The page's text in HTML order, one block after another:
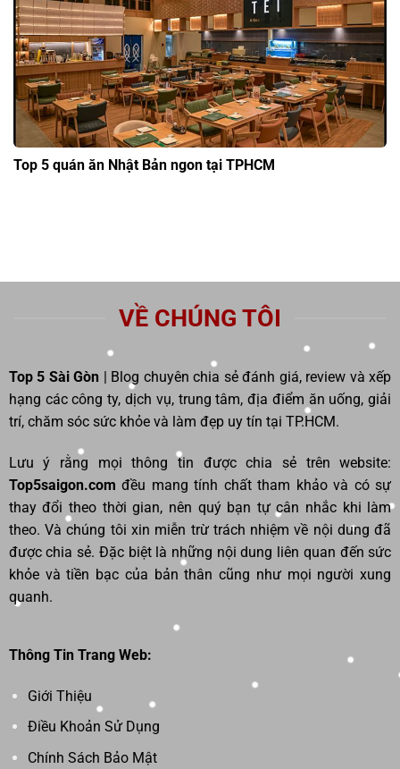
Top 5 quán ăn Nhật Bản ngon tại TPHCM
VỀ CHÚNG TÔI
Top 5 Sài Gòn | Blog chuyên chia sẻ đánh giá, review và xếp
hạng các công ty, dịch vụ, trung tâm, địa điểm ăn uống, giải
trí, chăm sóc sức khỏe và làm đẹp uy tín tại TP.HCM.
Lưu ý rằng mọi thông tin được chia sẻ trên website:
Top5saigon.comđều mang tính chất tham khảo và có sự
thay đổi theo thời gian, nên quý bạn tự cân nhắc khi làm
theo. Và chúng tôi xin miễn trừ trách nhiệm về nội dung đã
được chia sẻ. Đặc biệt là những nội dung liên quan đến sức
khỏe và tiền bạc của bản thân cũng như mọi người xung
quanh.
Thông Tin Trang Web:
Giới Thiệu
Điều Khoản Sử Dụng
Chính Sách Bảo Mật